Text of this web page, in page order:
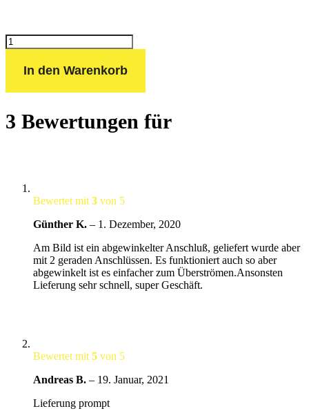
Umfüllschlauch
mit
MengeIn den Warenkorb
3 Bewertungen für
Bewertet mit 3 von 5
Günther K. – 1. Dezember, 2020
Am Bild ist ein abgewinkelter Anschluß, geliefert wurde aber
mit 2 geraden Anschlüssen. Es funktioniert auch so aber
abgewinkelt ist es einfacher zum Überströmen.Ansonsten
Lieferung sehr schnell, super Geschäft.
Bewertet mit 5 von 5
Andreas B. – 19. Januar, 2021
Lieferung prompt